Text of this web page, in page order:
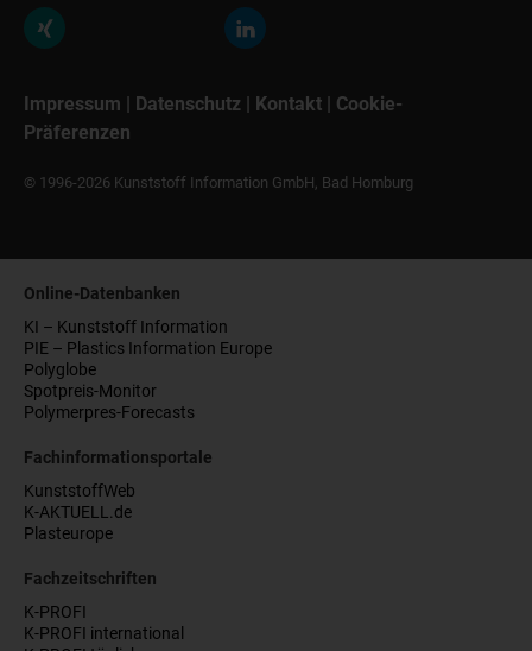
Impressum | Datenschutz | Kontakt | Cookie-
Präferenzen
© 1996-2026 Kunststoff Information GmbH, Bad Homburg
Online-Datenbanken
KI – Kunststoff Information
PIE – Plastics Information Europe
Polyglobe
Spotpreis-Monitor
Polymerpres-Forecasts
Fachinformationsportale
KunststoffWeb
K-AKTUELL.de
Plasteurope
Fachzeitschriften
K-PROFI
K-PROFI international